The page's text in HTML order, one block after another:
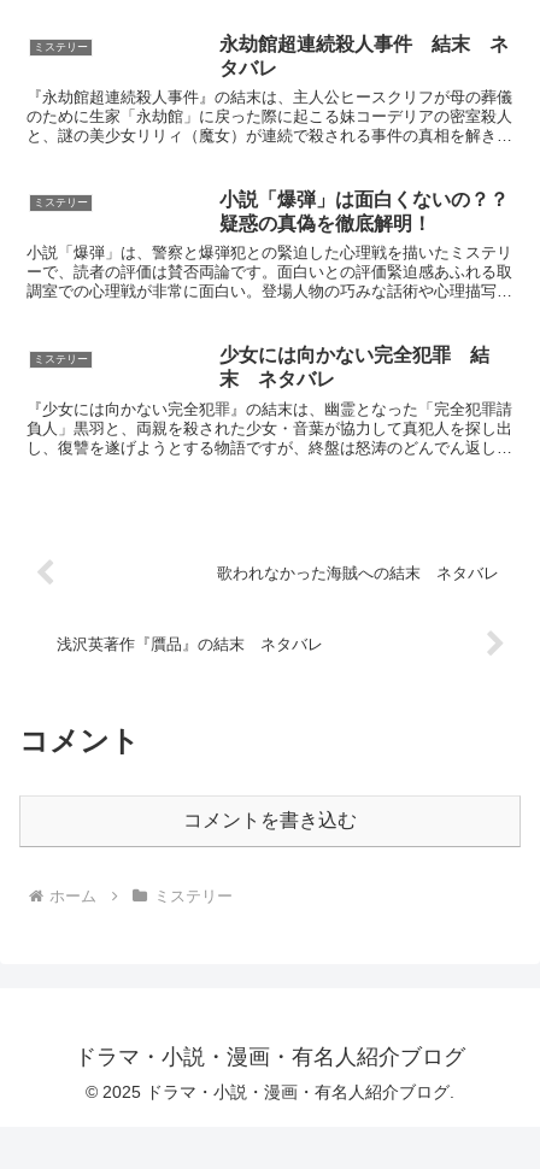
ミステリー
永劫館超連続殺人事件 結末 ネ
タバレ
『永劫館超連続殺人事件』の結末は、主人公ヒースクリフが母の葬儀
のために生家「永劫館」に戻った際に起こる妹コーデリアの密室殺人
と、謎の美少女リリィ（魔女）が連続で殺される事件の真相を解き明
ミステリー
小説「爆弾」は面白くないの？？
疑惑の真偽を徹底解明！
小説「爆弾」は、警察と爆弾犯との緊迫した心理戦を描いたミステリ
ーで、読者の評価は賛否両論です。面白いとの評価緊迫感あふれる取
調室での心理戦が非常に面白い。登場人物の巧みな話術や心理描写が
ミステリー
少女には向かない完全犯罪 結
末 ネタバレ
『少女には向かない完全犯罪』の結末は、幽霊となった「完全犯罪請
負人」黒羽と、両親を殺された少女・音葉が協力して真犯人を探し出
し、復讐を遂げようとする物語ですが、終盤は怒涛のどんでん返しが
歌われなかった海賊への結末 ネタバレ
浅沢英著作『贋品』の結末 ネタバレ
コメント
コメントを書き込む
ホーム ミステリー
ドラマ・小説・漫画・有名人紹介ブログ
© 2025 ドラマ・小説・漫画・有名人紹介ブログ.